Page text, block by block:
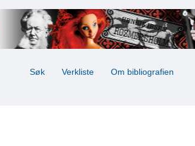
Søk Verkliste Om bibliografien